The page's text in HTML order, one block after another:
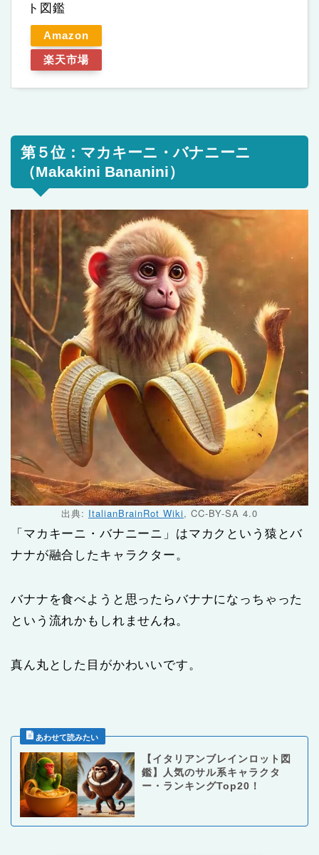
ト図鑑
Amazon
楽天市場
第５位：マカキーニ・バナニーニ
（Makakini Bananini）
出典: ItalianBrainRot Wiki, CC-BY-SA 4.0
「マカキーニ・バナニーニ」はマカクという猿とバ
ナナが融合したキャラクター。
バナナを食べようと思ったらバナナになっちゃった
という流れかもしれませんね。
真ん丸とした目がかわいいです。
【イタリアンブレインロット図
鑑】人気のサル系キャラクタ
ー・ランキングTop20！